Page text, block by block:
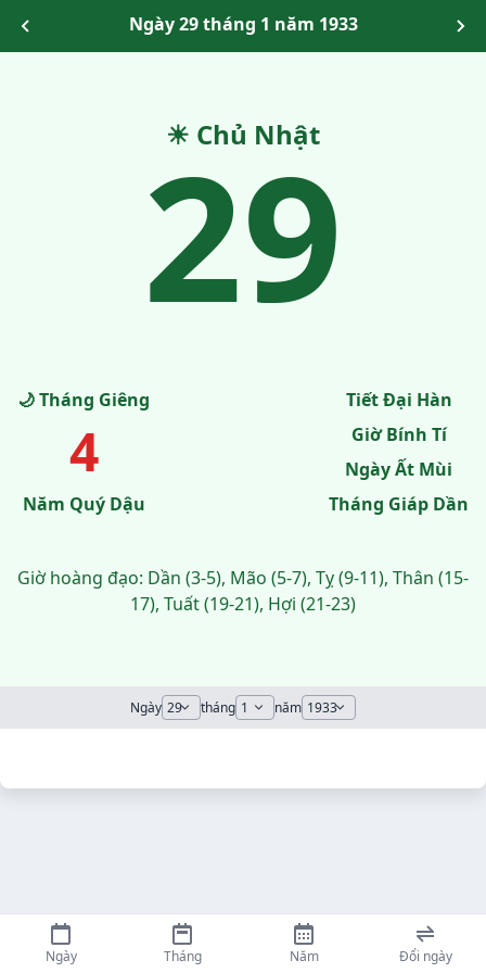
Ngày 29 tháng 1 năm 1933
☀ Chủ Nhật
29
🌙 Tháng Giêng
4
Năm Quý Dậu
Tiết Đại Hàn
Giờ Bính Tí
Ngày Ất Mùi
Tháng Giáp Dần
Giờ hoàng đạo: Dần (3-5), Mão (5-7), Tỵ (9-11), Thân (15-
17), Tuất (19-21), Hợi (21-23)
Ngày tháng năm
Ngày Tháng Năm Đổi ngày